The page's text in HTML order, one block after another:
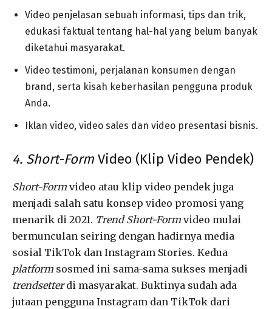
Video penjelasan sebuah informasi, tips dan trik,
edukasi faktual tentang hal-hal yang belum banyak
diketahui masyarakat.
Video testimoni, perjalanan konsumen dengan
brand, serta kisah keberhasilan pengguna produk
Anda.
Iklan video, video sales dan video presentasi bisnis.
4. Short-Form Video (Klip Video Pendek)
Short-Form video atau klip video pendek juga
menjadi salah satu konsep video promosi yang
menarik di 2021. Trend Short-Form video mulai
bermunculan seiring dengan hadirnya media
sosial TikTok dan Instagram Stories. Kedua
platform sosmed ini sama-sama sukses menjadi
trendsetterdi masyarakat. Buktinya sudah ada
jutaan pengguna Instagram dan TikTok dari